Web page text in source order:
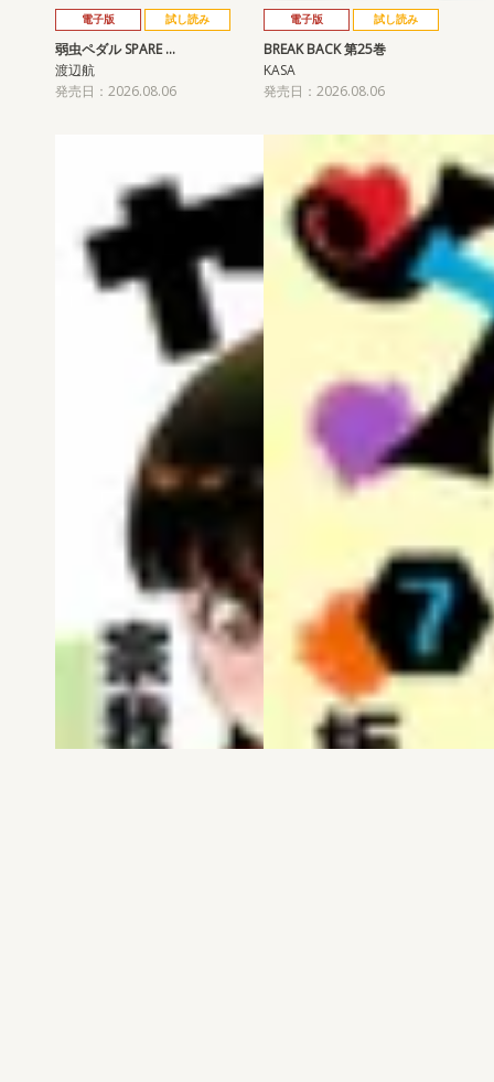
電子版 試し読み
弱虫ペダル SPARE …
渡辺航
発売日：2026.08.06
電子版 試し読み
BREAK BACK 第25巻
KASA
発売日：2026.08.06